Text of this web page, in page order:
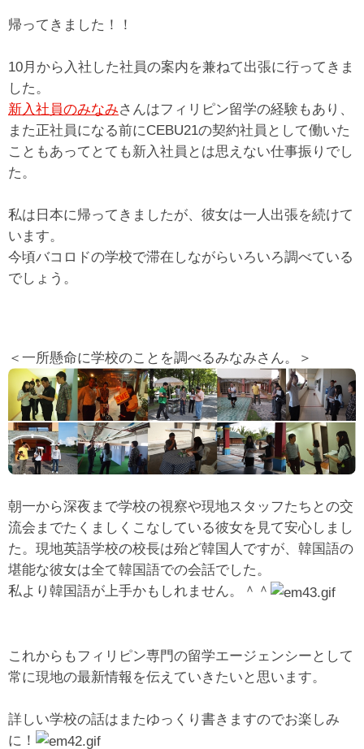
帰ってきました！！
10月から入社した社員の案内を兼ねて出張に行ってきま
した。
新入社員のみなみさんはフィリピン留学の経験もあり、
また正社員になる前にCEBU21の契約社員として働いた
こともあってとても新入社員とは思えない仕事振りでし
た。
私は日本に帰ってきましたが、彼女は一人出張を続けて
います。
今頃バコロドの学校で滞在しながらいろいろ調べている
でしょう。
＜一所懸命に学校のことを調べるみなみさん。＞
朝一から深夜まで学校の視察や現地スタッフたちとの交
流会までたくましくこなしている彼女を見て安心しまし
た。現地英語学校の校長は殆ど韓国人ですが、韓国語の
堪能な彼女は全て韓国語での会話でした。
私より韓国語が上手かもしれません。＾＾
これからもフィリピン専門の留学エージェンシーとして
常に現地の最新情報を伝えていきたいと思います。
詳しい学校の話はまたゆっくり書きますのでお楽しみ
に！